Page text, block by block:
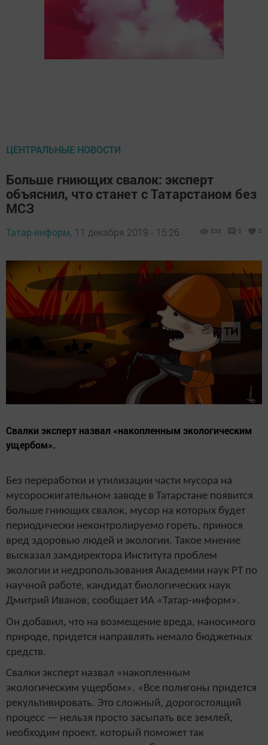
ЦЕНТРАЛЬНЫЕ НОВОСТИ
Больше гниющих свалок: эксперт
объяснил, что станет с Татарстаном без
МСЗ
Татар-информ, 11 декабря 2019 - 15:26 836 0 0
Свалки эксперт назвал «накопленным экологическим
ущербом».
Без переработки и утилизации части мусора на
мусоросжигательном заводе в Татарстане появится
больше гниющих свалок, мусор на которых будет
периодически неконтролируемо гореть, принося
вред здоровью людей и экологии. Такое мнение
высказал замдиректора Института проблем
экологии и недропользования Академии наук РТ по
научной работе, кандидат биологических наук
Дмитрий Иванов, сообщает ИА «Татар-информ».
Он добавил, что на возмещение вреда, наносимого
природе, придется направлять немало бюджетных
средств.
Свалки эксперт назвал «накопленным
экологическим ущербом». «Все полигоны придется
рекультивировать. Это сложный, дорогостоящий
процесс — нельзя просто засыпать все землей,
необходим проект, который поможет так